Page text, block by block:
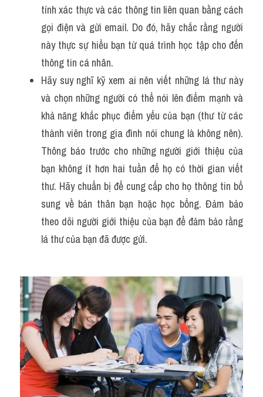
tính xác thực và các thông tin liên quan bằng cách
gọi điện và gửi email. Do đó, hãy chắc rằng người
này thực sự hiểu bạn từ quá trình học tập cho đến
thông tin cá nhân.
Hãy suy nghĩ kỹ xem ai nên viết những lá thư này
và chọn những người có thể nói lên điểm mạnh và
khả năng khắc phục điểm yếu của bạn (thư từ các
thành viên trong gia đình nói chung là không nên).
Thông báo trước cho những người giới thiệu của
bạn không ít hơn hai tuần để họ có thời gian viết
thư. Hãy chuẩn bị để cung cấp cho họ thông tin bổ
sung về bản thân bạn hoặc học bổng. Đảm bảo
theo dõi người giới thiệu của bạn để đảm bảo rằng
lá thư của bạn đã được gửi.